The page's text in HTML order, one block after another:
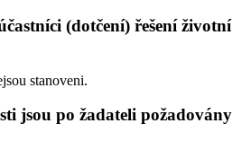
(dotčení) řešení životní
stanoveni.
jsou po žadateli požadovány